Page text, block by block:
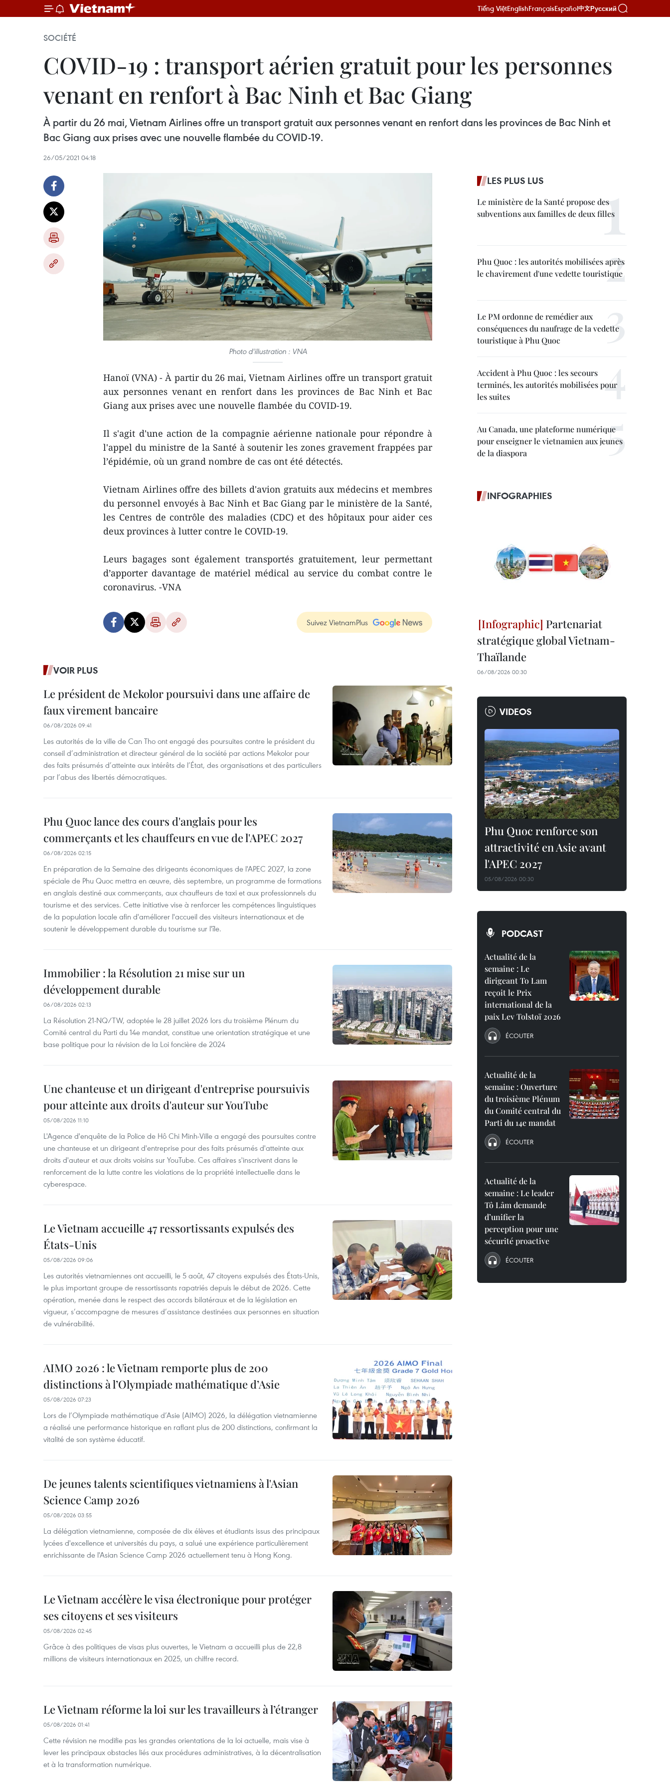
Tiếng ViệtEnglishFrançaisEspañol中文Русский
SOCIÉTÉ
COVID-19 : transport aérien gratuit pour les personnes
venant en renfort à Bac Ninh et Bac Giang
À partir du 26 mai, Vietnam Airlines offre un transport gratuit aux personnes venant en renfort dans les provinces de Bac Ninh et
Bac Giang aux prises avec une nouvelle flambée du COVID-19.
26/05/2021 04:18
Photo d'illustration : VNA
Hanoï (VNA) - À partir du 26 mai, Vietnam Airlines offre un transport gratuit
aux personnes venant en renfort dans les provinces de Bac Ninh et Bac
Giang aux prises avec une nouvelle flambée du COVID-19.
Il s'agit d'une action de la compagnie aérienne nationale pour répondre à
l'appel du ministre de la Santé à soutenir les zones gravement frappées par
l’épidémie, où un grand nombre de cas ont été détectés.
Vietnam Airlines offre des billets d'avion gratuits aux médecins et membres
du personnel envoyés à Bac Ninh et Bac Giang par le ministère de la Santé,
les Centres de contrôle des maladies (CDC) et des hôpitaux pour aider ces
deux provinces à lutter contre le COVID-19.
Leurs bagages sont également transportés gratuitement, leur permettant
d’apporter davantage de matériel médical au service du combat contre le
coronavirus. -VNA
Suivez VietnamPlus
VOIR PLUS
Le président de Mekolor poursuivi dans une affaire de
faux virement bancaire
06/08/2026 09:41
Les autorités de la ville de Can Tho ont engagé des poursuites contre le président du
conseil d’administration et directeur général de la société par actions Mekolor pour
des faits présumés d’atteinte aux intérêts de l’État, des organisations et des particuliers
par l’abus des libertés démocratiques.
Phu Quoc lance des cours d'anglais pour les
commerçants et les chauffeurs en vue de l'APEC 2027
06/08/2026 02:15
En préparation de la Semaine des dirigeants économiques de l'APEC 2027, la zone
spéciale de Phu Quoc mettra en œuvre, dès septembre, un programme de formations
en anglais destiné aux commerçants, aux chauffeurs de taxi et aux professionnels du
tourisme et des services. Cette initiative vise à renforcer les compétences linguistiques
de la population locale afin d'améliorer l'accueil des visiteurs internationaux et de
soutenir le développement durable du tourisme sur l'île.
Immobilier : la Résolution 21 mise sur un
développement durable
06/08/2026 02:13
La Résolution 21-NQ/TW, adoptée le 28 juillet 2026 lors du troisième Plénum du
Comité central du Parti du 14e mandat, constitue une orientation stratégique et une
base politique pour la révision de la Loi foncière de 2024
Une chanteuse et un dirigeant d'entreprise poursuivis
pour atteinte aux droits d'auteur sur YouTube
05/08/2026 11:10
L'Agence d'enquête de la Police de Hô Chi Minh-Ville a engagé des poursuites contre
une chanteuse et un dirigeant d'entreprise pour des faits présumés d'atteinte aux
droits d'auteur et aux droits voisins sur YouTube. Ces affaires s'inscrivent dans le
renforcement de la lutte contre les violations de la propriété intellectuelle dans le
cyberespace.
Le Vietnam accueille 47 ressortissants expulsés des
États-Unis
05/08/2026 09:06
Les autorités vietnamiennes ont accueilli, le 5 août, 47 citoyens expulsés des États-Unis,
le plus important groupe de ressortissants rapatriés depuis le début de 2026. Cette
opération, menée dans le respect des accords bilatéraux et de la législation en
vigueur, s’accompagne de mesures d’assistance destinées aux personnes en situation
de vulnérabilité.
AIMO 2026 : le Vietnam remporte plus de 200
distinctions à l’Olympiade mathématique d’Asie
05/08/2026 07:23
Lors de l’Olympiade mathématique d’Asie (AIMO) 2026, la délégation vietnamienne
a réalisé une performance historique en raflant plus de 200 distinctions, confirmant la
vitalité de son système éducatif.
De jeunes talents scientifiques vietnamiens à l'Asian
Science Camp 2026
05/08/2026 03:55
La délégation vietnamienne, composée de dix élèves et étudiants issus des principaux
lycées d'excellence et universités du pays, a salué une expérience particulièrement
enrichissante de l'Asian Science Camp 2026 actuellement tenu à Hong Kong.
Le Vietnam accélère le visa électronique pour protéger
ses citoyens et ses visiteurs
05/08/2026 02:45
Grâce à des politiques de visas plus ouvertes, le Vietnam a accueilli plus de 22,8
millions de visiteurs internationaux en 2025, un chiffre record.
Le Vietnam réforme la loi sur les travailleurs à l’étranger
05/08/2026 01:41
Cette révision ne modifie pas les grandes orientations de la loi actuelle, mais vise à
lever les principaux obstacles liés aux procédures administratives, à la décentralisation
et à la transformation numérique.
LES PLUS LUS
Le ministère de la Santé propose des
subventions aux familles de deux filles
Phu Quoc : les autorités mobilisées après
le chavirement d'une vedette touristique
Le PM ordonne de remédier aux
conséquences du naufrage de la vedette
touristique à Phu Quoc
Accident à Phu Quoc : les secours
terminés, les autorités mobilisées pour
les suites
Au Canada, une plateforme numérique
pour enseigner le vietnamien aux jeunes
de la diaspora
INFOGRAPHIES
Partenariat
stratégique global Vietnam-
Thaïlande
06/08/2026 00:30
VIDEOS
Phu Quoc renforce son
attractivité en Asie avant
l'APEC 2027
05/08/2026 00:30
PODCAST
Actualité de la
semaine : Le
dirigeant To Lam
reçoit le Prix
international de la
paix Lev Tolstoï 2026
ÉCOUTER
Actualité de la
semaine : Ouverture
du troisième Plénum
du Comité central du
Parti du 14e mandat
ÉCOUTER
Actualité de la
semaine : Le leader
Tô Lâm demande
d’unifier la
perception pour une
sécurité proactive
ÉCOUTER